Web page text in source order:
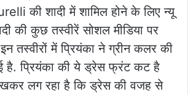
की शादी में शामिल होने के लिए न्यू
की कुछ तस्वीरें सोशल मीडिया पर
तस्वीरों में प्रियंका ने ग्रीन कलर की
है. प्रियंका की ये ड्रेस फ्रंट कट है
लग रहा है कि ड्रेस की वजह से